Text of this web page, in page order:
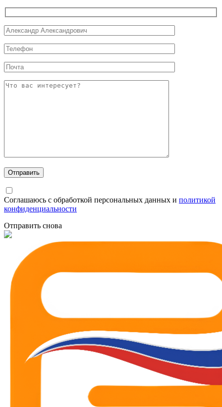
Соглашаюсь с обработкой персональных данных и политикой
конфиденциальности
Отправить снова